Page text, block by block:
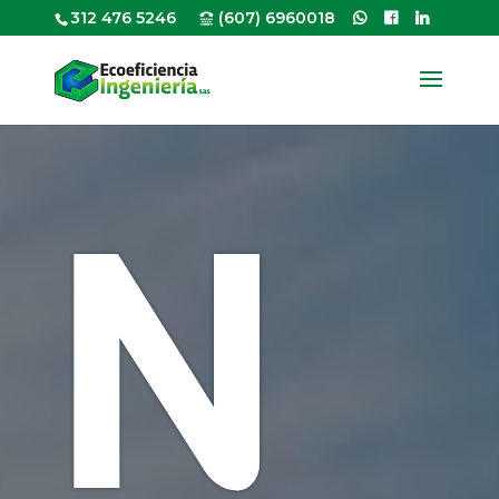
312 476 5246 (607) 6960018
N